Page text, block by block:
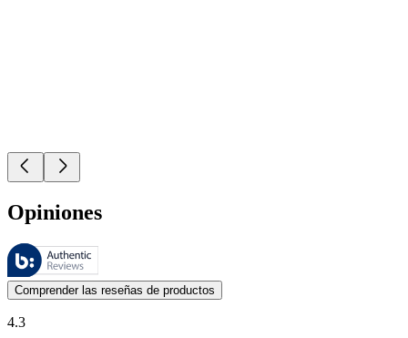
Opiniones
Estas reseñas las gestiona Bazaarvoice y cumplen con la política de
Las opiniones de los clientes en forma de reseñas de productos y
Comprender las reseñas de productos
4.3